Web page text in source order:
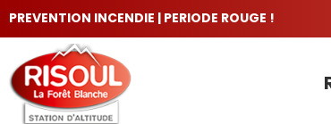
PREVENTION INCENDIE | PERIODE ROUGE !